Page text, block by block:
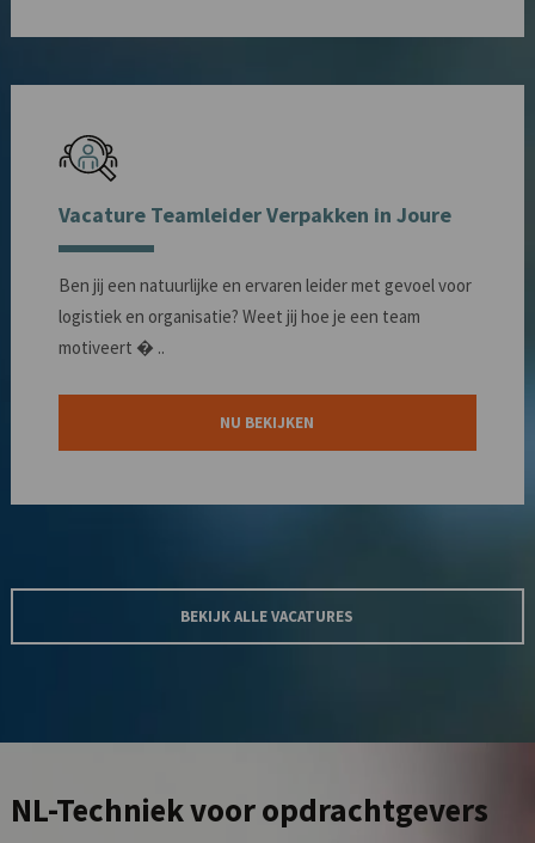
Vacature Teamleider Verpakken in Joure
Ben jij een natuurlijke en ervaren leider met gevoel voor
logistiek en organisatie? Weet jij hoe je een team
motiveert � ..
NU BEKIJKEN
BEKIJK ALLE VACATURES
NL-Techniekvoor opdrachtgevers